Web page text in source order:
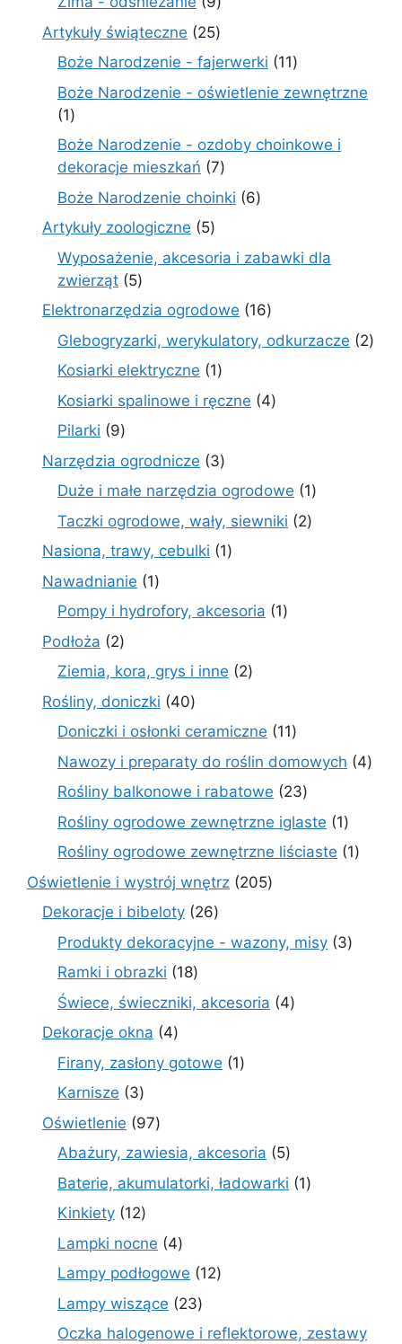
produktów
Artykuły świąteczne 2525
produktów
Boże Narodzenie - fajerwerki 1111
produktów
Boże Narodzenie - oświetlenie zewnętrzne
11
produkt
Boże Narodzenie - ozdoby choinkowe i
dekoracje mieszkań 77
produktów
Boże Narodzenie choinki 66
Artykuły zoologiczne 55
produktów
Wyposażenie, akcesoria i zabawki dla
zwierząt 55
produktów
Elektronarzędzia ogrodowe 1616
produktów
Glebogryzarki, werykulatory, odkurzacze 22
Kosiarki elektryczne 11
produkt
Kosiarki spalinowe i ręczne 44
Pilarki 99
produktów
Narzędzia ogrodnicze 33
produkty
Duże i małe narzędzia ogrodowe 11
Taczki ogrodowe, wały, siewniki 22
Nasiona, trawy, cebulki 11
Nawadnianie 11
produkt
Pompy i hydrofory, akcesoria 11
Podłoża 22
Ziemia, kora, grys i inne 22
Rośliny, doniczki 4040
produktów
Doniczki i osłonki ceramiczne 1111
produktów
Nawozy i preparaty do roślin domowych 44
Rośliny balkonowe i rabatowe 2323
produkty
Rośliny ogrodowe zewnętrzne iglaste 11
produkt
Rośliny ogrodowe zewnętrzne liściaste 11
Oświetlenie i wystrój wnętrz 205205
Dekoracje i bibeloty 2626
Produkty dekoracyjne - wazony, misy 33
Ramki i obrazki 1818
produktów
Świece, świeczniki, akcesoria 44
Dekoracje okna 44
produkty
Firany, zasłony gotowe 11
Karnisze 33
produkty
Oświetlenie 9797
produktów
Abażury, zawiesia, akcesoria 55
produktów
Baterie, akumulatorki, ładowarki 11
Kinkiety 1212
produktów
Lampki nocne 44
produkty
Lampy podłogowe 1212
Lampy wiszące 2323
produkty
Oczka halogenowe i reflektorowe, zestawy